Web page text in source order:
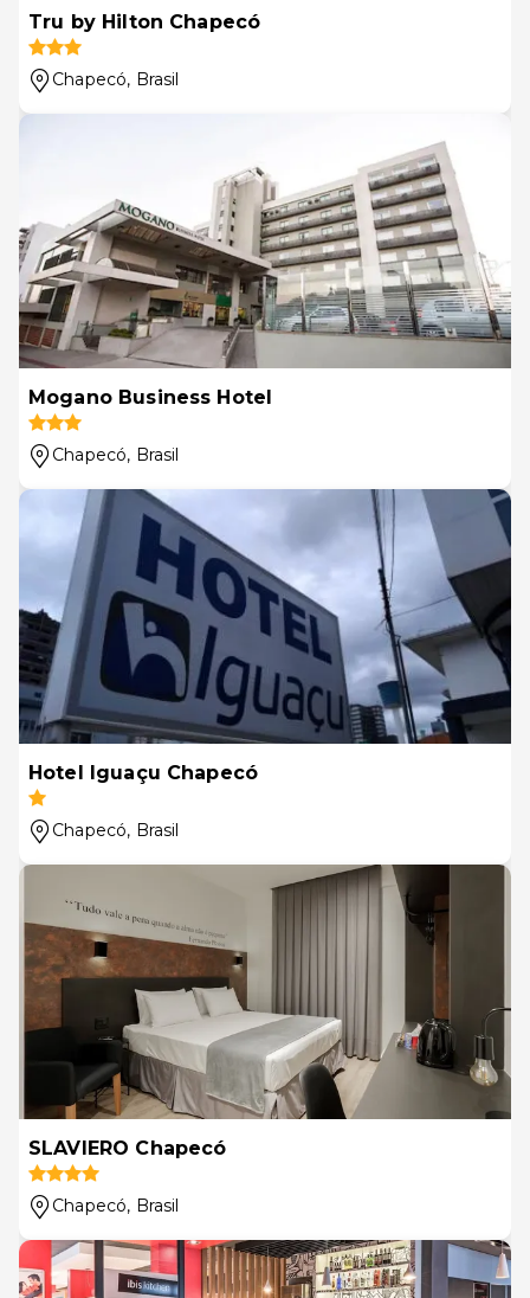
Tru by Hilton Chapecó
Chapecó, Brasil
Mogano Business Hotel
Chapecó, Brasil
Hotel Iguaçu Chapecó
Chapecó, Brasil
SLAVIERO Chapecó
Chapecó, Brasil